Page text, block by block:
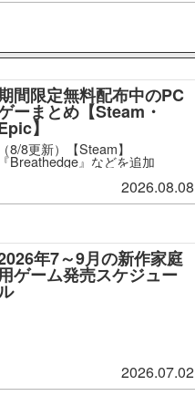
間限定無料配布中のPC
ーまとめ【Steam・
】
（8/8更新）【Steam】
『Breathedge』などを追加
2026.08.08
年7～9月の新作家庭
ゲーム発売スケジュー
2026.07.02